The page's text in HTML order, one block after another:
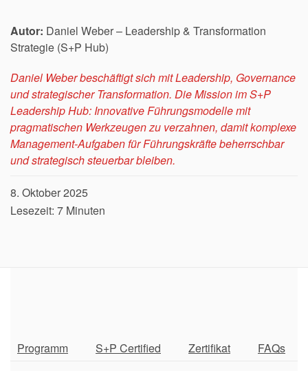
Autor: Daniel Weber– Leadership & Transformation
Strategie (S+P Hub)
Daniel Weberbeschäftigt sich mit Leadership, Governance
und strategischer Transformation. Die Mission im S+P
Leadership Hub: Innovative Führungsmodelle mit
pragmatischen Werkzeugen zu verzahnen, damit komplexe
Management-Aufgaben für Führungskräfte beherrschbar
und strategisch steuerbar bleiben.
8. Oktober 2025
Lesezeit: 7 Minuten
Programm S+P Certified Zertifikat FAQs